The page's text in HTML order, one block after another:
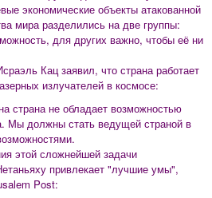
экономические объекты атакованной
мира разделились на две группы:
для других важно, чтобы её ни
Кац заявил, что страна работает
излучателей в космосе:
страна не обладает возможностью
Мы должны стать ведущей страной в
этой сложнейшей задачи
привлекает "лучшие умы",
Post: